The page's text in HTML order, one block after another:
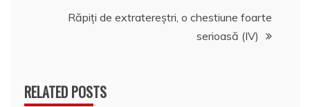
articoleRăpiți de extratereștri, o chestiune foarte
serioasă (IV)
RELATED POSTS